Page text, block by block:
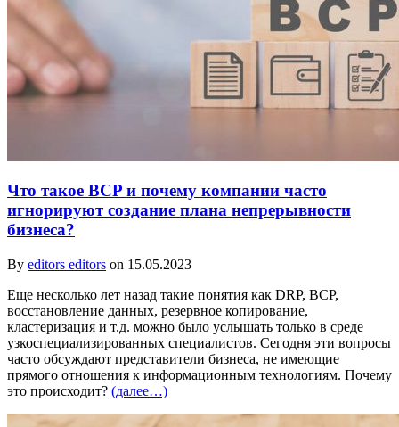
Что такое BCP и почему компании часто
игнорируют создание плана непрерывности
бизнеса?
By editors editors on 15.05.2023
Еще несколько лет назад такие понятия как DRP, BCP,
восстановление данных, резервное копирование,
кластеризация и т.д. можно было услышать только в среде
узкоспециализированных специалистов. Сегодня эти вопросы
часто обсуждают представители бизнеса, не имеющие
прямого отношения к информационным технологиям. Почему
это происходит? (далее…)